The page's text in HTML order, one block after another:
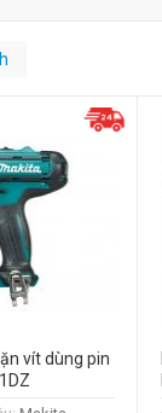
vít dùng pin